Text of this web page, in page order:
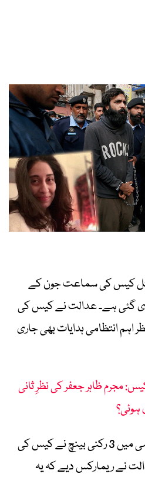
قتل کیس کی سماعت جون کے
گئی ہے۔ عدالت نے کیس کی
اہم انتظامی ہدایات بھی جاری
مجرم ظاہر جعفر کی نظرِ ثانی
ہوئی؟
جسٹس ہاشم کاکڑ کی سربراہی میں 3 رکنی بینچ نے کیس کی
نے ریمارکس دیے کہ یہ